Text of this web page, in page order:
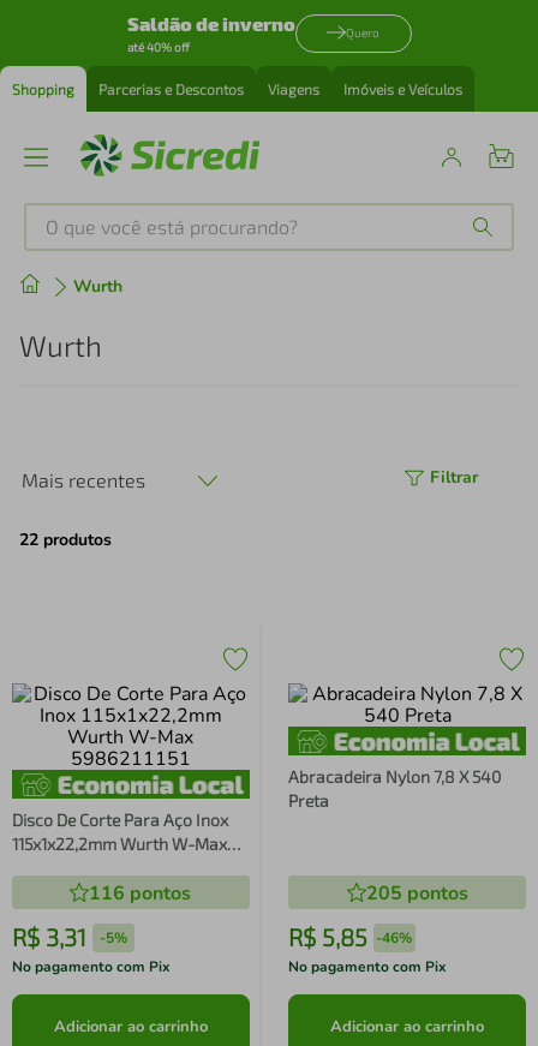
Saldão de inverno
até 40% off
Quero
Shopping Parcerias e Descontos Viagens Imóveis e Veículos
O que você está procurando?
Wurth
Wurth
Mais recentes Filtrar
22 produtos
Disco De Corte Para Aço Inox
115x1x22,2mm Wurth W-Max
116 pontos
R$ 3,31 -5%
No pagamento com Pix
Adicionar ao carrinho
Abracadeira Nylon 7,8 X 540
Preta
205 pontos
R$ 5,85 -46%
No pagamento com Pix
Adicionar ao carrinho
Produtos mais buscados
perfume
4º air fryer